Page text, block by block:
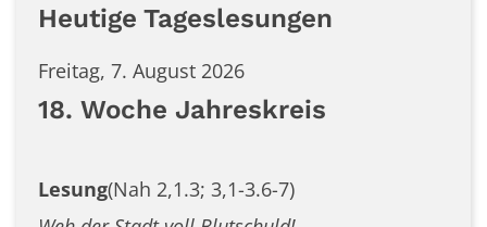
Heutige Tageslesungen
Freitag, 7. August 2026
18. Woche Jahreskreis
Lesung(Nah 2,1.3; 3,1-3.6-7)